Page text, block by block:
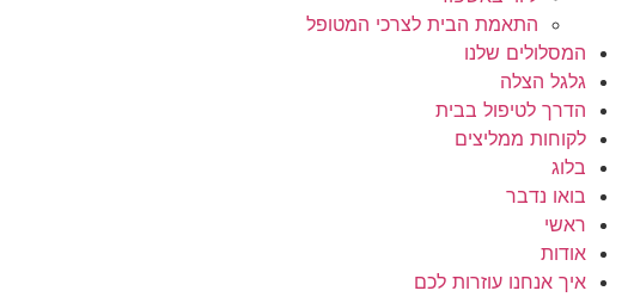
התאמת הבית לצרכי המטופל
המסלולים שלנו
גלגל הצלה
הדרך לטיפול בבית
לקוחות ממליצים
בלוג
בואו נדבר
ראשי
אודות
איך אנחנו עוזרות לכם